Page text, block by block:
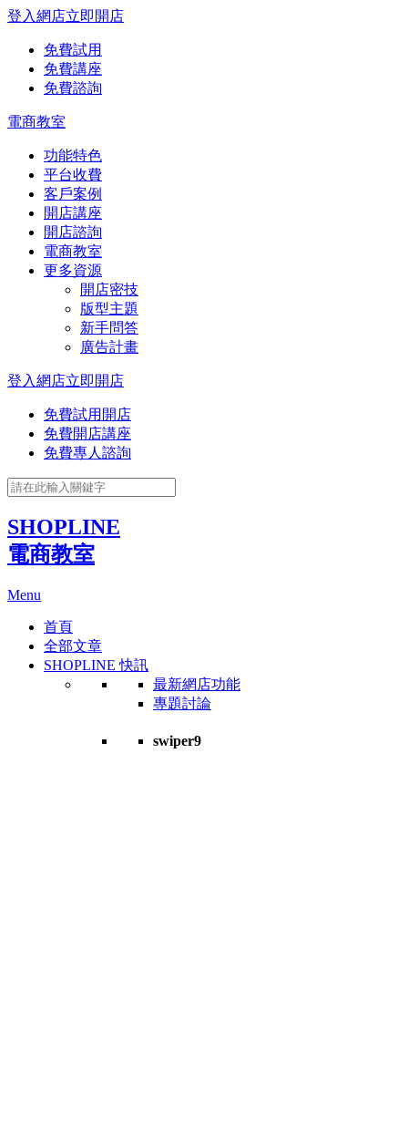
登入網店立即開店
免費試用
免費講座
免費諮詢
電商教室
功能特色
平台收費
客戶案例
開店講座
開店諮詢
電商教室
更多資源
開店密技
版型主題
新手問答
廣告計畫
登入網店立即開店
免費試用開店
免費開店講座
免費專人諮詢
SHOPLINE
電商教室
Menu
首頁
全部文章
SHOPLINE 快訊
最新網店功能
專題討論
swiper9